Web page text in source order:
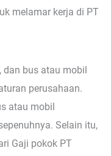
melamar kerja di PT
bus atau mobil
perusahaan.
atau mobil
Selain itu,
Gaji pokok PT